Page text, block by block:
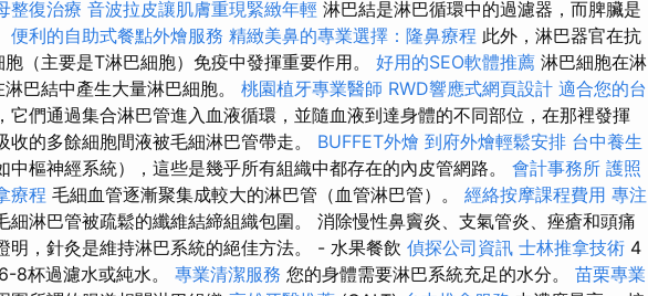
整復治療 音波拉皮讓肌膚重現緊緻年輕 淋巴結是淋巴循環中的過濾器，而脾臟是
便利的自助式餐點外燴服務 精緻美鼻的專業選擇：隆鼻療程 此外，淋巴器官在抗
（主要是T淋巴細胞）免疫中發揮重要作用。 好用的SEO軟體推薦 淋巴細胞在淋
巴結中產生大量淋巴細胞。 桃園植牙專業醫師 RWD響應式網頁設計 適合您的台
它們通過集合淋巴管進入血液循環，並隨血液到達身體的不同部位，在那裡發揮
收的多餘細胞間液被毛細淋巴管帶走。 BUFFET外燴 到府外燴輕鬆安排 台中養生
中樞神經系統），這些是幾乎所有組織中都存在的內皮管網路。 會計事務所 護照
療程 毛細血管逐漸聚集成較大的淋巴管（血管淋巴管）。 經絡按摩課程費用 專注
細淋巴管被疏鬆的纖維結締組織包圍。 消除慢性鼻竇炎、支氣管炎、痤瘡和頭痛
明，針灸是維持淋巴系統的絕佳方法。 - 水果餐飲 偵探公司資訊 士林推拿技術 4
8杯過濾水或純水。 專業清潔服務 您的身體需要淋巴系統充足的水分。 苗栗專業